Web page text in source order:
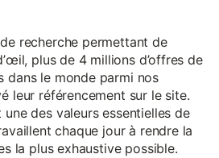
recherche permettant de
plus de 4 millions d’offres de
dans le monde parmi nos
leur référencement sur le site.
des valeurs essentielles de
chaque jour à rendre la
la plus exhaustive possible.